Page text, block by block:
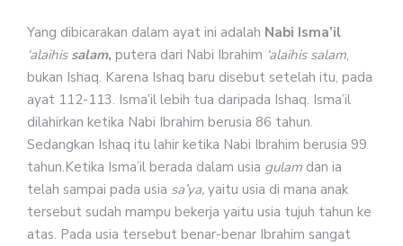
Yang dibicarakan dalam ayat ini adalah Nabi Isma’il
‘alaihis salam, putera dari Nabi Ibrahim ‘alaihis salam,
bukan Ishaq. Karena Ishaq baru disebut setelah itu, pada
ayat 112-113. Isma’il lebih tua daripada Ishaq. Isma’il
dilahirkan ketika Nabi Ibrahim berusia 86 tahun.
Sedangkan Ishaq itu lahir ketika Nabi Ibrahim berusia 99
tahun.Ketika Isma’il berada dalam usia gulam dan ia
telah sampai pada usia sa’ya, yaitu usia di mana anak
tersebut sudah mampu bekerja yaitu usia tujuh tahun ke
atas. Pada usia tersebut benar-benar Ibrahim sangat